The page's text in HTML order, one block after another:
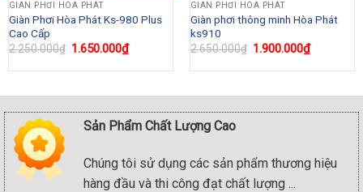
GIÀN PHƠI HÒA PHÁT
Giàn Phơi Hòa Phát Ks-980 Plus
Cao Cấp
2.250.000₫ Original
was:
1.650.000₫Current
price
is:
GIÀN PHƠI HÒA PHÁT
Giàn phơi thông minh Hòa Phát
ks910
2.650.000₫ Original
was:
1.900.000₫Current
price
is:
Sản Phẩm Chất Lượng Cao
Chúng tôi sử dụng các sản phẩm thương hiệu
hàng đầu và thi công đạt chất lượng ...